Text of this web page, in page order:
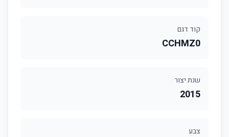
קוד דגם
CCHMZ0
שנת יצור
2015
צבע